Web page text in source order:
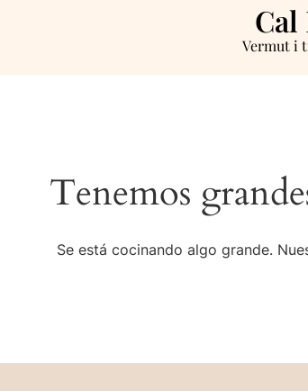
Cal
Vermut i
Tenemos
Se está cocinando algo grande.